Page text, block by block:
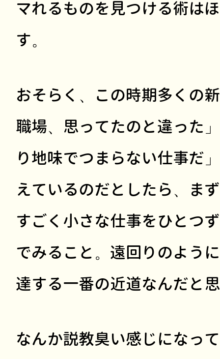
マれるものを見つける術は
す。
おそらく、この時期多くの
職場、思ってたのと違った
り地味でつまらない仕事だ
えているのだとしたら、ま
すごく小さな仕事をひとつ
でみること。遠回りのよう
達する一番の近道なんだと
なんか説教臭い感じになっ